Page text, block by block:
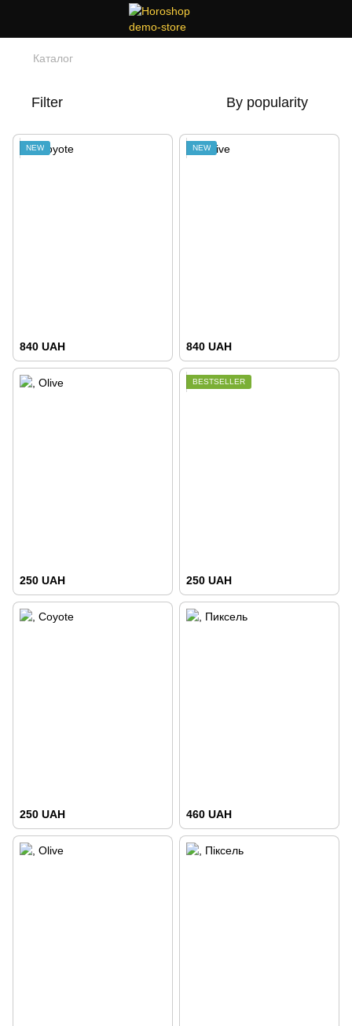
Каталог
Filter By popularity
NEW
840 UAH
NEW
840 UAH
250 UAH
BESTSELLER
250 UAH
250 UAH 460 UAH